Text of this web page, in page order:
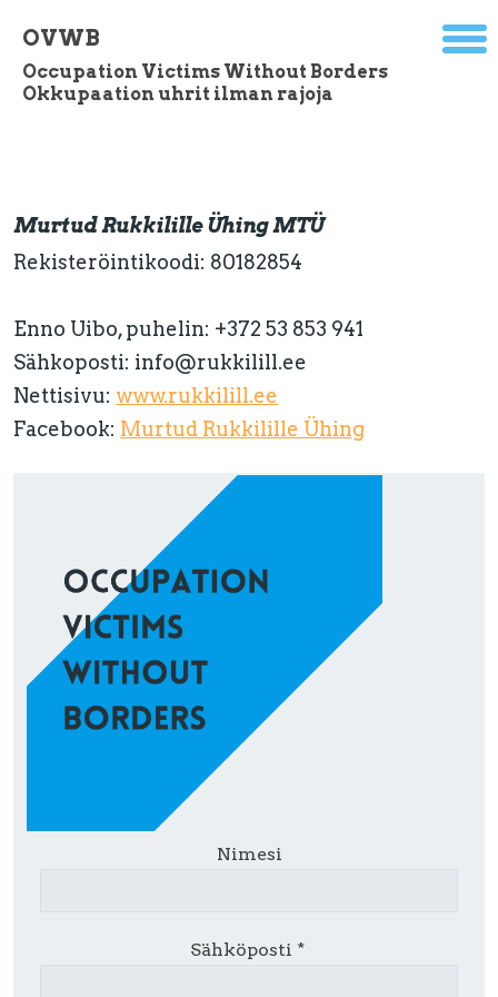
OVWB
Occupation Victims Without Borders
Okkupaation uhrit ilman rajoja
Murtud Rukkilille Ühing MTÜ
Rekisteröintikoodi: 80182854
Enno Uibo, puhelin: +372 53 853 941
Sähkoposti: info@rukkilill.ee
Nettisivu: www.rukkilill.ee
Facebook: Murtud Rukkilille Ühing
Nimesi
Sähköposti